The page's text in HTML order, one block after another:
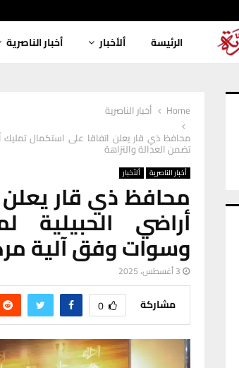
الرئيسة ألأخبار أخبار الناصرية
Home
أخبار الناصرية
محافظ ذي قار يعلن اتفاقا على استكمال تمليك
تضمن العدالة والنزاهة
أخبار الناصرية ألأخبار
محافظ ذي قار
أراضي الحبيلية
وسوات وفق آلية
3 أغسطس، 2025
مشاركة 0